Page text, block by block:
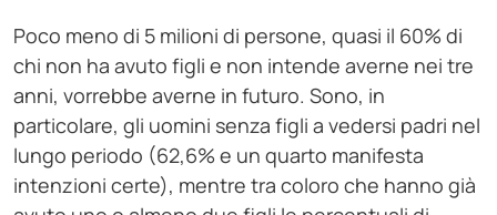
Poco meno di 5 milioni di persone, quasi il 60% di
chi non ha avuto figli e non intende averne nei tre
anni, vorrebbe averne in futuro. Sono, in
particolare, gli uomini senza figli a vedersi padri nel
lungo periodo (62,6% e un quarto manifesta
intenzioni certe), mentre tra coloro che hanno già